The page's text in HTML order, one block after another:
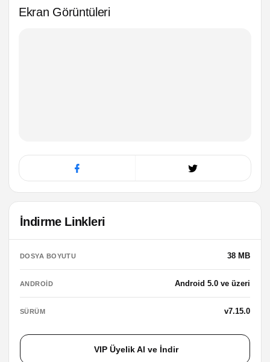
Ekran Görüntüleri
İndirme Linkleri
DOSYA BOYUTU 38 MB
ANDROID Android 5.0 ve üzeri
SÜRÜM v7.15.0
VIP Üyelik Al ve İndir